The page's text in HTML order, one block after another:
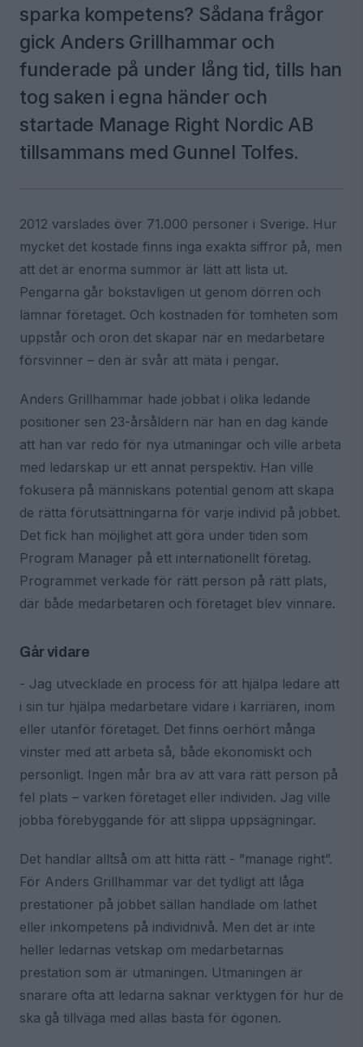
sparka kompetens? Sådana frågor
gick Anders Grillhammar och
funderade på under lång tid, tills han
tog saken i egna händer och
startade Manage Right Nordic AB
tillsammans med Gunnel Tolfes.
2012 varslades över 71.000 personer i Sverige. Hur
mycket det kostade finns inga exakta siffror på, men
att det är enorma summor är lätt att lista ut.
Pengarna går bokstavligen ut genom dörren och
lämnar företaget. Och kostnaden för tomheten som
uppstår och oron det skapar när en medarbetare
försvinner – den är svår att mäta i pengar.
Anders Grillhammar hade jobbat i olika ledande
positioner sen 23-årsåldern när han en dag kände
att han var redo för nya utmaningar och ville arbeta
med ledarskap ur ett annat perspektiv. Han ville
fokusera på människans potential genom att skapa
de rätta förutsättningarna för varje individ på jobbet.
Det fick han möjlighet att göra under tiden som
Program Manager på ett internationellt företag.
Programmet verkade för rätt person på rätt plats,
där både medarbetaren och företaget blev vinnare.
Går vidare
- Jag utvecklade en process för att hjälpa ledare att
i sin tur hjälpa medarbetare vidare i karriären, inom
eller utanför företaget. Det finns oerhört många
vinster med att arbeta så, både ekonomiskt och
personligt. Ingen mår bra av att vara rätt person på
fel plats – varken företaget eller individen. Jag ville
jobba förebyggande för att slippa uppsägningar.
Det handlar alltså om att hitta rätt - ”manage right”.
För Anders Grillhammar var det tydligt att låga
prestationer på jobbet sällan handlade om lathet
eller inkompetens på individnivå. Men det är inte
heller ledarnas vetskap om medarbetarnas
prestation som är utmaningen. Utmaningen är
snarare ofta att ledarna saknar verktygen för hur de
ska gå tillväga med allas bästa för ögonen.